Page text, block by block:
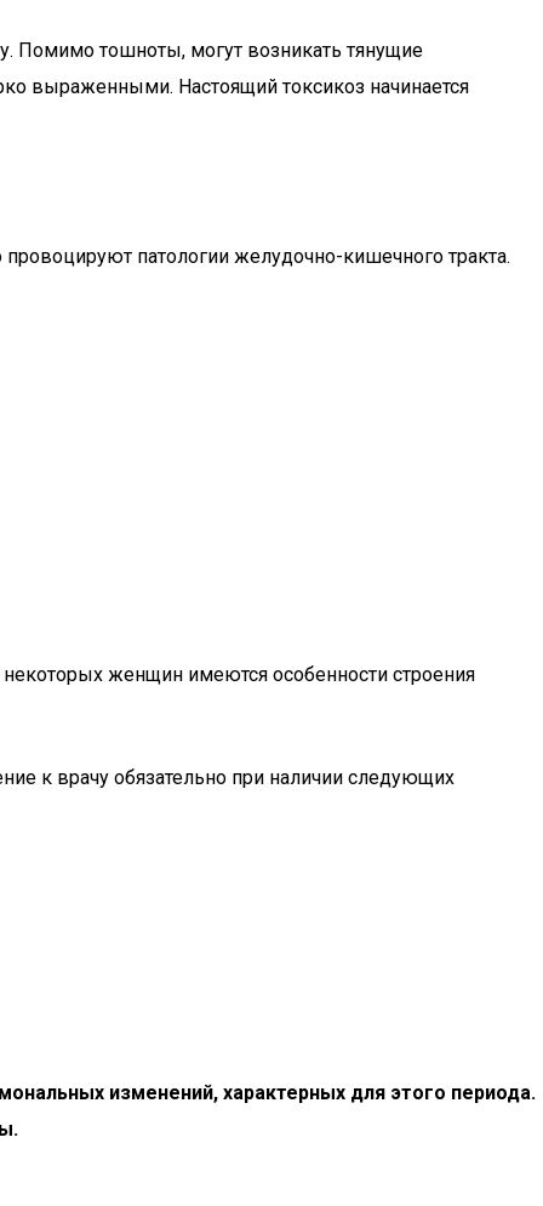
Помимо тошноты, могут возникать тянущие
выраженными. Настоящий токсикоз начинается
патологии желудочно-кишечного тракта.
женщин имеются особенности строения
к врачу обязательно при наличии следующих
изменений, характерных для этого периода.